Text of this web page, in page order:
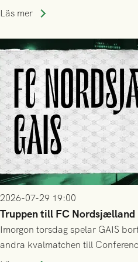
upphöra efter mindre än kvarten
tennissiffror och det grönsvarta
Läs mer
2026-07-29 19:00
Truppen till FC
Imorgon torsdag spelar GAIS
andra kvalmatchen till